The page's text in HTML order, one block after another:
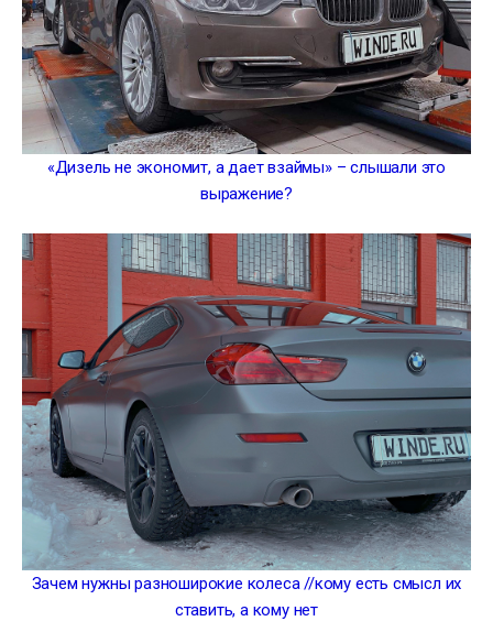
«Дизель не экономит, а дает взаймы» – слышали это
выражение?
Зачем нужны разноширокие колеса //кому есть смысл их
ставить, а кому нет